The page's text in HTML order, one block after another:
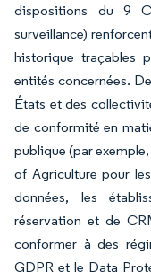
dispositions du 9
surveillance)
historique traçables
entités concernées.
États et des
de conformité en
publique (par
of Agriculture pour
données, les
réservation et de
conformer à des
GDPR et le Data